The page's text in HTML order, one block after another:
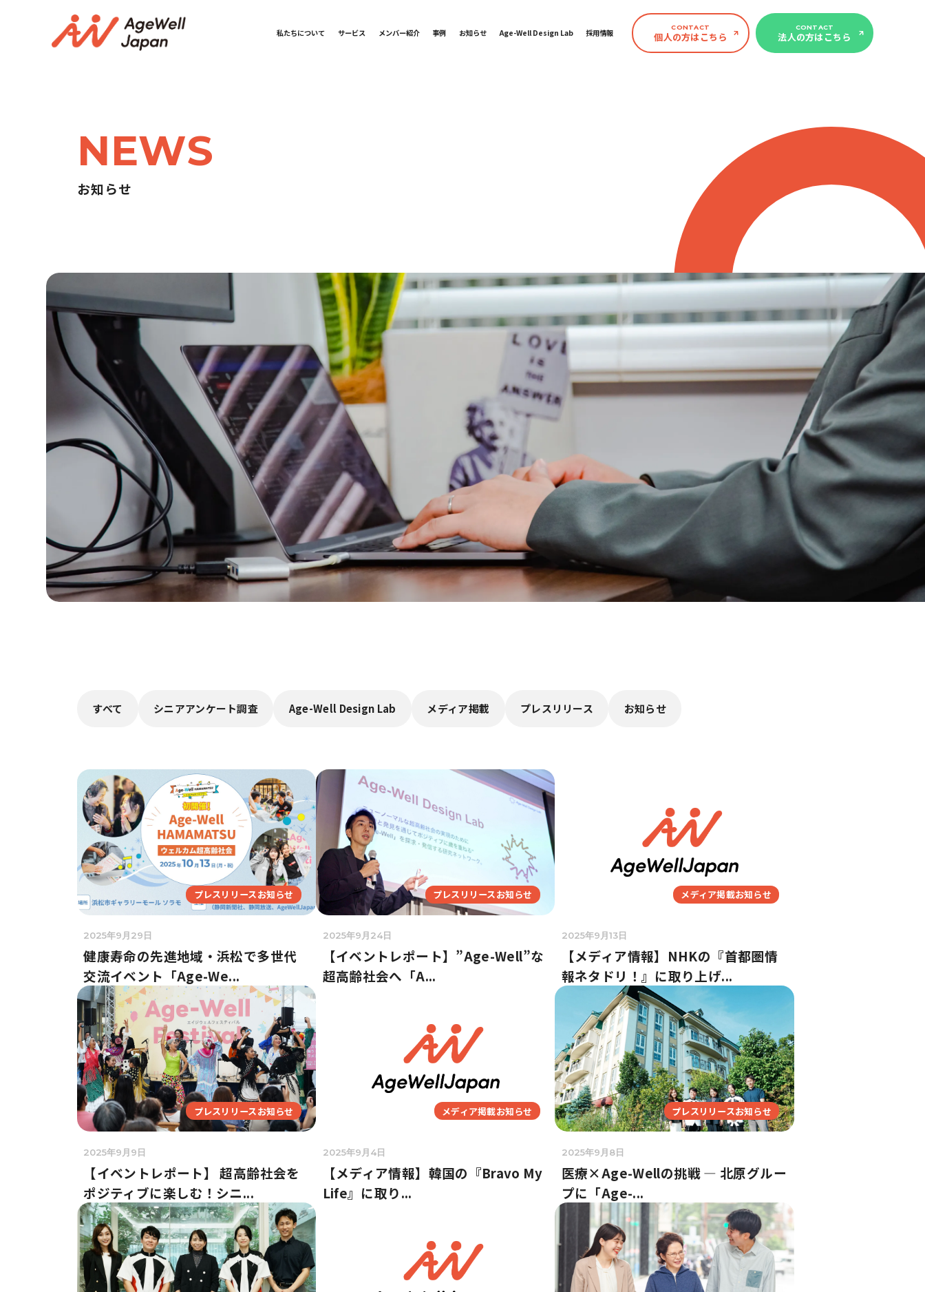
私たちについて サービス メンバー紹介 事例 お知らせ Age-Well Design Lab 採用情報
CONTACT
個人の方はこちら
CONTACT
法人の方はこちら
NEWS
お知らせ
すべて シニアアンケート調査 Age-Well Design Lab メディア掲載 プレスリリース お知らせ
プレスリリースお知らせ
2025年9月29日
健康寿命の先進地域・浜松で多世代
交流イベント「Age-We...
プレスリリースお知らせ
2025年9月24日
【イベントレポート】”Age-Well”な
超高齢社会へ「A...
メディア掲載お知らせ
2025年9月13日
【メディア情報】NHKの『首都圏情
報ネタドリ！』に取り上げ...
プレスリリースお知らせ
2025年9月9日
【イベントレポート】 超高齢社会を
ポジティブに楽しむ！シニ...
メディア掲載お知らせ
2025年9月4日
【メディア情報】韓国の『Bravo My
Life』に取り...
プレスリリースお知らせ
2025年9月8日
医療×Age-Wellの挑戦 ― 北原グルー
プに「Age-...